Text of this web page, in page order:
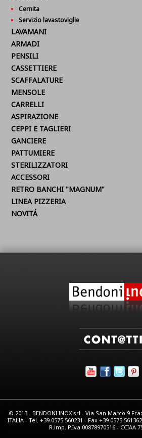
Cernita
Servizio lavastoviglie
LAVAMANI
ARMADI
PENSILI
CASSETTIERE
SCAFFALATURE
MENSOLE
CARRELLI
ASPIRAZIONE
CEPPI E TAGLIERI
GANCIERE
PATTUMIERE
STERILIZZATORI
ACCESSORI
RETRO BANCHI "MAGNUM"
LINEA PIZZERIA
NOVITÁ
© 2013 - BENDONI INOX srl - Via San Marco 9
ITALIA - Tel. +39.0575.560231 - Fax
R.imp. P.Iva 00878970516 - CCIAA